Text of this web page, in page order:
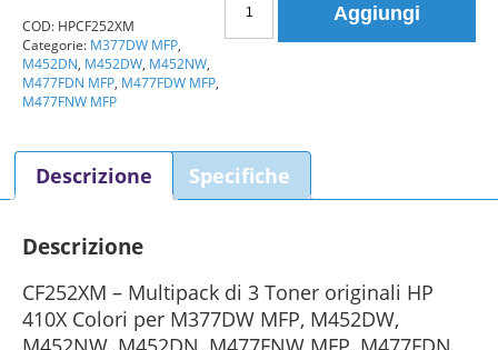
Toner
Originali
quantità
Aggiungi
COD: HPCF252XM
Categorie: M377DW MFP,
M452DN, M452DW, M452NW,
M477FDN MFP, M477FDW MFP,
M477FNW MFP
Descrizione Specifiche
Descrizione
CF252XM – Multipack di 3 Toner originali HP
410X Colori per M377DW MFP, M452DW,